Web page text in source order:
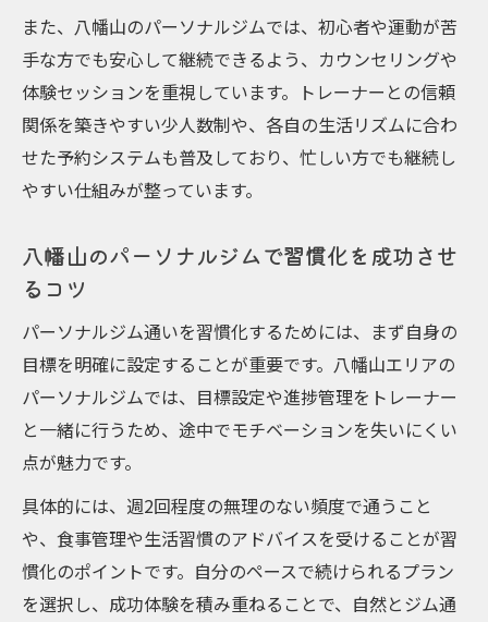
また、八幡山のパーソナルジムでは、初心者や運動が苦
手な方でも安心して継続できるよう、カウンセリングや
体験セッションを重視しています。トレーナーとの信頼
関係を築きやすい少人数制や、各自の生活リズムに合わ
せた予約システムも普及しており、忙しい方でも継続し
やすい仕組みが整っています。
八幡山のパーソナルジムで習慣化を成功させ
るコツ
パーソナルジム通いを習慣化するためには、まず自身の
目標を明確に設定することが重要です。八幡山エリアの
パーソナルジムでは、目標設定や進捗管理をトレーナー
と一緒に行うため、途中でモチベーションを失いにくい
点が魅力です。
具体的には、週2回程度の無理のない頻度で通うこと
や、食事管理や生活習慣のアドバイスを受けることが習
慣化のポイントです。自分のペースで続けられるプラン
を選択し、成功体験を積み重ねることで、自然とジム通